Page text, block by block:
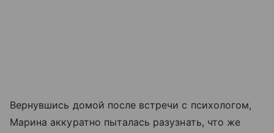
Вернувшись домой после встречи с психологом,
Марина аккуратно пыталась разузнать, что же